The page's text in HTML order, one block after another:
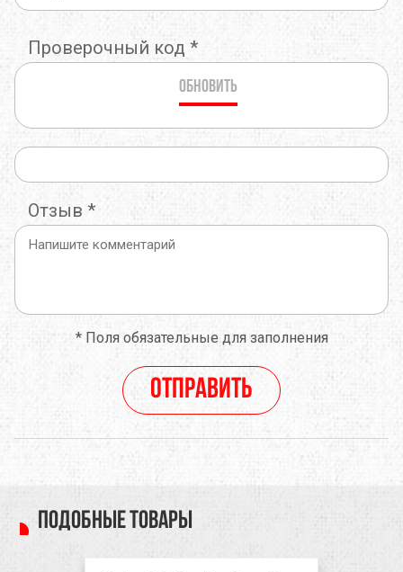
Проверочный код *
Обновить
Отзыв *
*Поля обязательные для заполнения
Отправить
Подобные товары